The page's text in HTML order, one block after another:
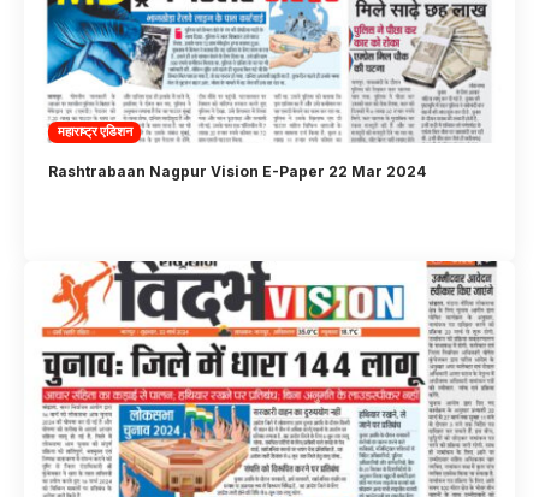
महाराष्ट्र एडिशन
Rashtrabaan Nagpur Vision E-Paper 22 Mar 2024